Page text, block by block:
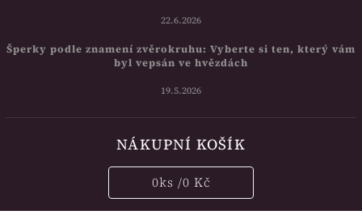
22.6.2026
Šperky podle znamení zvěrokruhu: Vyberte si ten, který vám
byl vepsán ve hvězdách
19.5.2026
NÁKUPNÍ KOŠÍK
0ks /0 Kč